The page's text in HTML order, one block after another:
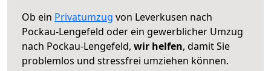
Ob ein Privatumzug von Leverkusen nach
Pockau-Lengefeld oder ein gewerblicher Umzug
nach Pockau-Lengefeld, wir helfen, damit Sie
problemlos und stressfrei umziehen können.